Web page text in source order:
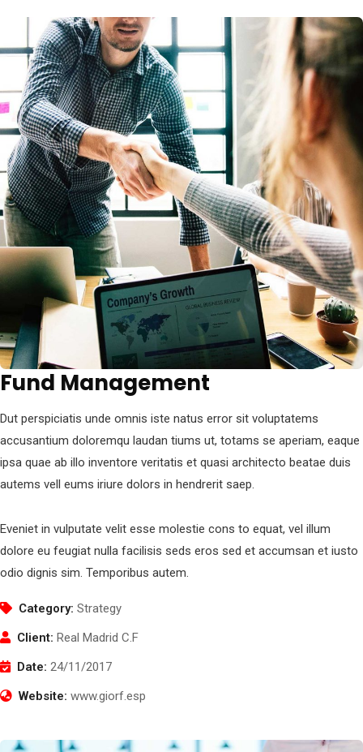
Fund Management
Dut perspiciatis unde omnis iste natus error sit voluptatems
accusantium doloremqu laudan tiums ut, totams se aperiam, eaque
ipsa quae ab illo inventore veritatis et quasi architecto beatae duis
autems vell eums iriure dolors in hendrerit saep.
Eveniet in vulputate velit esse molestie cons to equat, vel illum
dolore eu feugiat nulla facilisis seds eros sed et accumsan et iusto
odio dignis sim. Temporibus autem.
Category: Strategy
Client: Real Madrid C.F
Date: 24/11/2017
Website: www.giorf.esp